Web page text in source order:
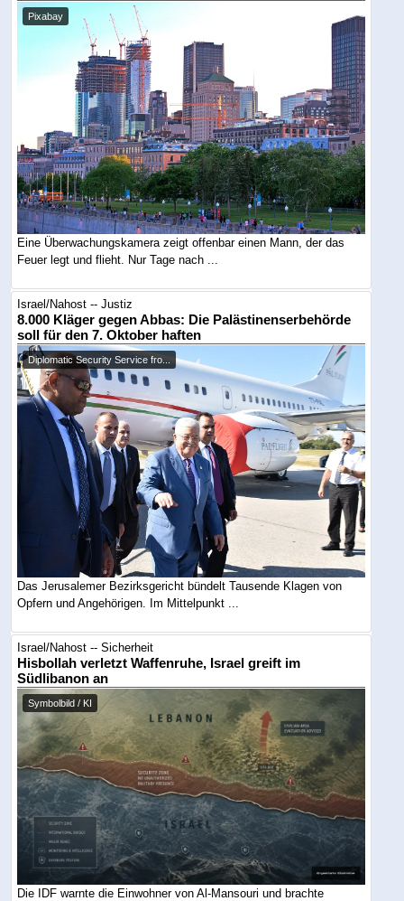
Pixabay
Eine Überwachungskamera zeigt offenbar einen Mann, der das
Feuer legt und flieht. Nur Tage nach ...
Israel/Nahost -- Justiz
8.000 Kläger gegen Abbas: Die Palästinenserbehörde
soll für den 7. Oktober haften
Diplomatic Security Service fro...
Das Jerusalemer Bezirksgericht bündelt Tausende Klagen von
Opfern und Angehörigen. Im Mittelpunkt ...
Israel/Nahost -- Sicherheit
Hisbollah verletzt Waffenruhe, Israel greift im
Südlibanon an
Symbolbild / KI
Die IDF warnte die Einwohner von Al-Mansouri und brachte